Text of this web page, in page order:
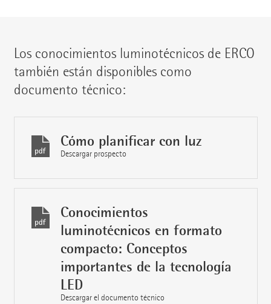
Los conocimientos luminotécnicos de ERCO
también están disponibles como
documento técnico:
Cómo planificar con luz
Descargar prospecto
Conocimientos
luminotécnicos en formato
compacto: Conceptos
importantes de la tecnología
LED
Descargar el documento técnico